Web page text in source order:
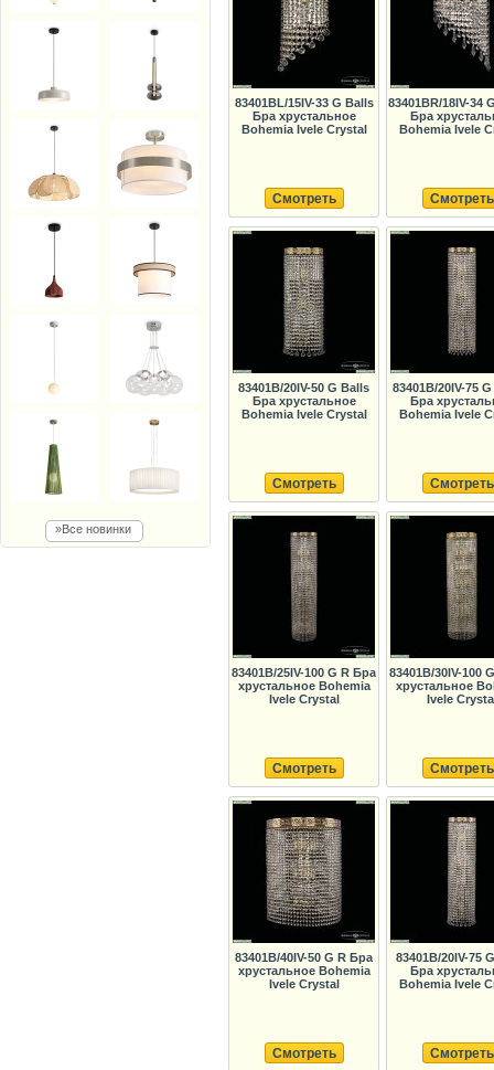
»Все новинки
83401BL/15IV-33 G Balls
Бра хрустальное
Bohemia Ivele Crystal
Смотреть
83401BR/18IV-34
Бра
Bohemia Ivele
Смотреть
83401B/20IV-50 G Balls
Бра хрустальное
Bohemia Ivele Crystal
Смотреть
83401B/20IV-75
Бра
Bohemia Ivele
Смотреть
83401B/25IV-100 G R Бра
хрустальное Bohemia
Ivele Crystal
Смотреть
83401B/30IV-100
хрустальное
Ivele
Смотреть
83401B/40IV-50 G R Бра
хрустальное Bohemia
Ivele Crystal
Смотреть
83401B/20IV-75
Бра
Bohemia Ivele
Смотреть